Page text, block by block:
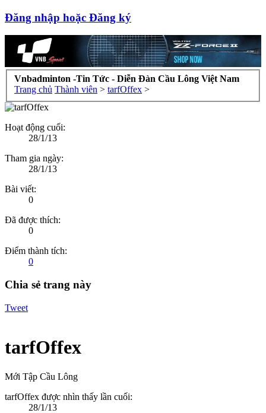
Đăng nhập hoặc Đăng ký
Vnbadminton -Tin Tức - Diễn Đàn Cầu Lông Việt Nam
Trang chủ Thành viên > tarfOffex >
Hoạt động cuối:
28/1/13
Tham gia ngày:
28/1/13
Bài viết:
0
Đã được thích:
0
Điểm thành tích:
0
Chia sẻ trang này
Tweet
tarfOffex
Mới Tập Cầu Lông
tarfOffex được nhìn thấy lần cuối:
28/1/13